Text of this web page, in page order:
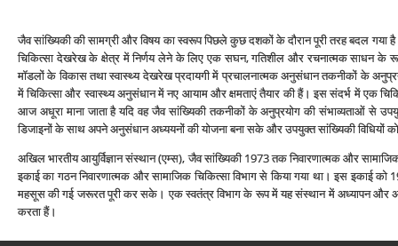
जैव सांख्यिकी की सामग्री और विषय का स्‍वरूप पिछले कुछ दशकों के दौरान पूरी तरह बदल गया
चिकित्‍सा देखरेख के क्षेत्र में निर्णय लेने के लिए एक सघन, गतिशील और रचनात्‍मक साधन के
मॉडलों के विकास तथा स्‍वास्‍थ्‍य देखरेख प्रदायगी में प्रचालनात्‍मक अनुसंधान तकनीकों के
में चिकित्‍सा और स्‍वास्‍थ्‍य अनुसंधान में नए आयाम और क्षमताएं तैयार की हैं। इस संदर्भ में एक
आज अधूरा माना जाता है यदि वह जैव सांख्यिकी तकनीकों के अनुप्रयोग की संभाव्‍यताओं से
डिजाइनों के साथ अपने अनुसंधान अध्‍ययनों की योजना बना सके और उपयुक्‍त सांख्यिकी विधियों
अखिल भारतीय आयुर्विज्ञान संस्‍थान (एम्‍स), जैव सांख्यिकी 1973 तक निवारणात्‍मक और
इकाई का गठन निवारणात्‍मक और सामाजिक चिकित्‍सा विभाग से किया गया था। इस इकाई
महसूस की गई जरूरत पूरी कर सके। एक स्‍वतंत्र विभाग के रूप में यह संस्‍थान में अध्‍यापन और
करता हैं।